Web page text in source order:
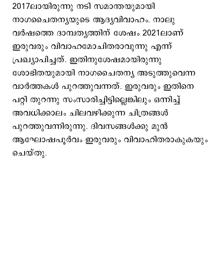
2017ലായിരുന്നു നടി സമാന്തയുമായി
നാഗചൈതന്യയുടെ ആദ്യവിവാഹം. നാലു
വര്‍ഷത്തെ ദാമ്പത്യത്തിന് ശേഷം 2021ലാണ്
ഇരുവരും വിവാഹമോചിതരാവുന്നു എന്ന്
പ്രഖ്യാപിച്ചത്. ഇതിനുശേഷമായിരുന്നു
ശോഭിതയുമായി നാഗചൈതന്യ അടുത്തുവെന്ന
വാര്‍ത്തകള്‍ പുറത്തുവന്നത്. ഇരുവരും ഇതിനെ
പറ്റി തുറന്നു സംസാരിച്ചിട്ടില്ലെങ്കിലും ഒന്നിച്ച്
അവധിക്കാലം ചിലവഴിക്കുന്ന ചിത്രങ്ങള്‍
പുറത്തുവന്നിരുന്നു. ദിവസങ്ങള്‍ക്കു മുന്‍
ആഘോഷപൂര്‍വം ഇരുവരും വിവാഹിതരാകുകയും
ചെയ്തു.